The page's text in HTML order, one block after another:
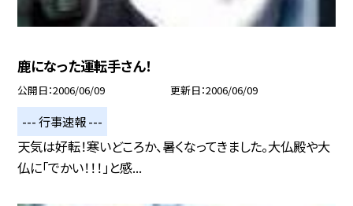
鹿になった運転手さん！
公開日 2006/06/09 更新日 2006/06/09
--- 行事速報 ---
天気は好転！寒いどころか、暑くなってきました。大仏殿や大
仏に「でかい！！！」と感...